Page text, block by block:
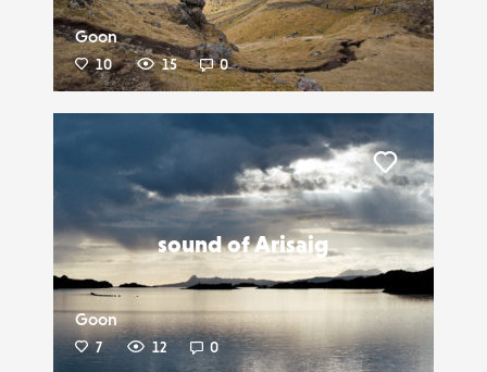
Goon
10 15 0
sound of Arisaig
Goon
7 12 0
Liker